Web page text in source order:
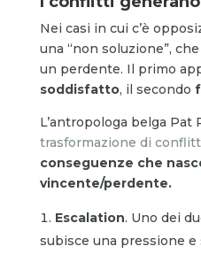
Nei casi in cui c’è
una “non soluzione”,
un perdente. Il primo
soddisfatto, il secondo
L’antropologa belga Pat
trasformazione di
conseguenze che
vincente/perdente.
Escalation. Uno dei
subisce una pressione e